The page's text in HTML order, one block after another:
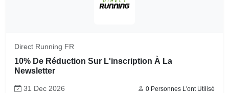
Direct Running FR
10% De Réduction Sur L'inscription À La
Newsletter
31 Dec 2026 0 Personnes L'ont Utilisé